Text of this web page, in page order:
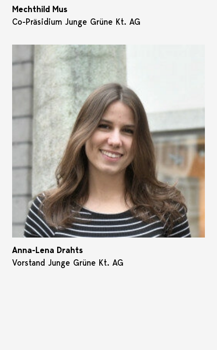
Mechthild Mus
Co-Präsidium Junge Grüne Kt. AG
Anna-Lena Drahts
Vorstand Junge Grüne Kt. AG